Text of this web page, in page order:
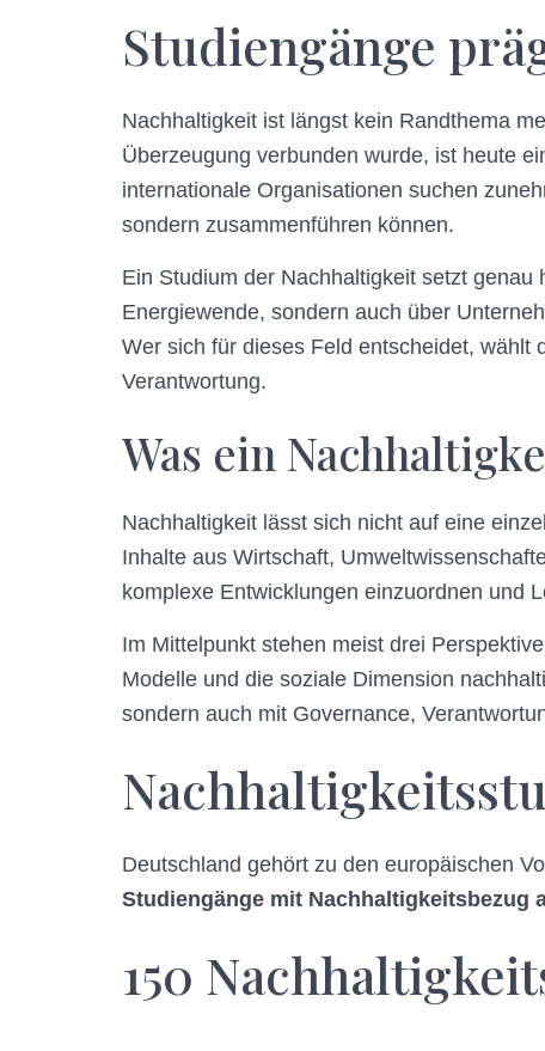
Studiengänge
Nachhaltigkeit ist längst kein Randthema
Überzeugung verbunden wurde, ist heute
internationale Organisationen suchen
sondern zusammenführen können.
Ein Studium der Nachhaltigkeit setzt
Energiewende, sondern auch über
Wer sich für dieses Feld entscheidet, wählt
Verantwortung.
Was ein
Nachhaltigkeit lässt sich nicht auf eine
Inhalte aus Wirtschaft,
komplexe Entwicklungen einzuordnen und
Im Mittelpunkt stehen meist drei
Modelle und die soziale Dimension
sondern auch mit Governance,
Deutschland gehört zu den europäischen
Studiengänge mit Nachhaltigkeitsbezug
150